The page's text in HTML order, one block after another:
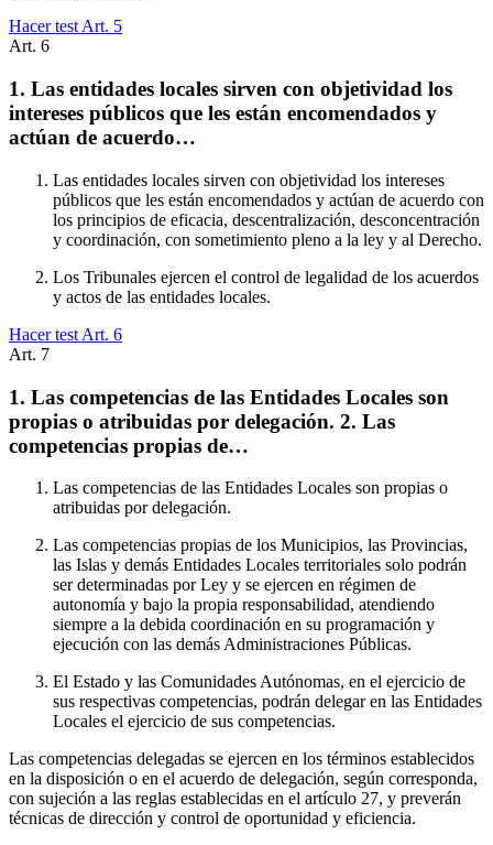
Hacer test Art. 5
Art. 6
1. Las entidades locales sirven con objetividad los
intereses públicos que les están encomendados y
actúan de acuerdo…
Las entidades locales sirven con objetividad los intereses
públicos que les están encomendados y actúan de acuerdo con
los principios de eficacia, descentralización, desconcentración
y coordinación, con sometimiento pleno a la ley y al Derecho.
Los Tribunales ejercen el control de legalidad de los acuerdos
y actos de las entidades locales.
Hacer test Art. 6
Art. 7
1. Las competencias de las Entidades Locales son
propias o atribuidas por delegación. 2. Las
competencias propias de…
Las competencias de las Entidades Locales son propias o
atribuidas por delegación.
Las competencias propias de los Municipios, las Provincias,
las Islas y demás Entidades Locales territoriales solo podrán
ser determinadas por Ley y se ejercen en régimen de
autonomía y bajo la propia responsabilidad, atendiendo
siempre a la debida coordinación en su programación y
ejecución con las demás Administraciones Públicas.
El Estado y las Comunidades Autónomas, en el ejercicio de
sus respectivas competencias, podrán delegar en las Entidades
Locales el ejercicio de sus competencias.
Las competencias delegadas se ejercen en los términos establecidos
en la disposición o en el acuerdo de delegación, según corresponda,
con sujeción a las reglas establecidas en el artículo 27, y preverán
técnicas de dirección y control de oportunidad y eficiencia.